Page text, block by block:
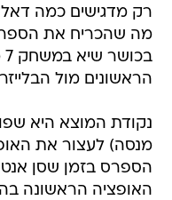
רק מדגישים כמה
מה שהכריח את
הראשונים מול
נקודת המוצא היא
מנסה) לעצור את
הספרס בזמן שסן
האופציה הראשונה